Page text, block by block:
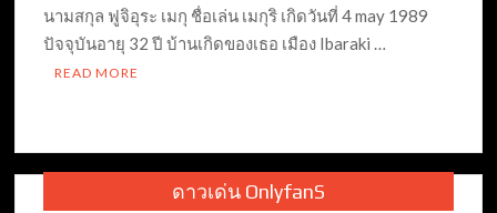
นามสกุล ฟูจิอุระ เมกุ ชื่อเล่น เมกุริ เกิดวันที่ 4 may 1989
ปัจจุบันอายุ 32 ปี บ้านเกิดของเธอ เมือง Ibaraki …
READ MORE
ดาวเด่น OnlyfanS